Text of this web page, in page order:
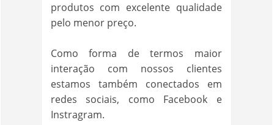
produtos com excelente qualidade
pelo menor preço.
Como forma de termos maior
interação com nossos clientes
estamos também conectados em
redes sociais, como Facebook e
Instragram.